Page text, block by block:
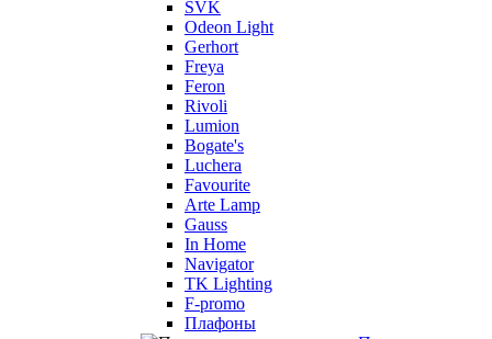
SVK
Odeon Light
Gerhort
Freya
Feron
Rivoli
Lumion
Bogate's
Luchera
Favourite
Arte Lamp
Gauss
In Home
Navigator
TK Lighting
F-promo
Плафоны